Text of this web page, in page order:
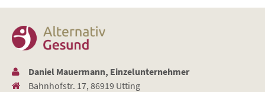
Daniel Mauermann, Einzelunternehmer
Bahnhofstr. 17, 86919 Utting